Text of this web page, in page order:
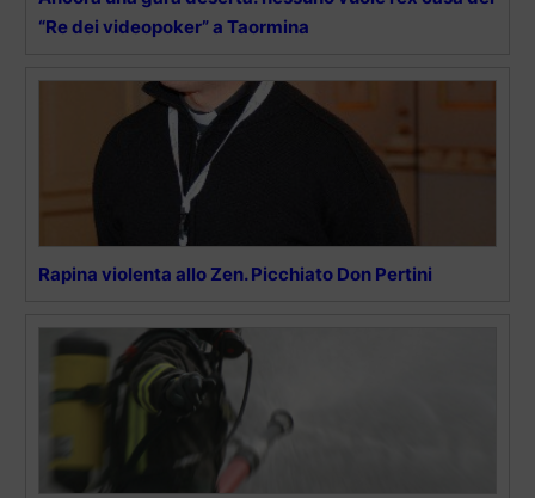
“Re dei videopoker” a Taormina
Rapina violenta allo Zen. Picchiato Don Pertini